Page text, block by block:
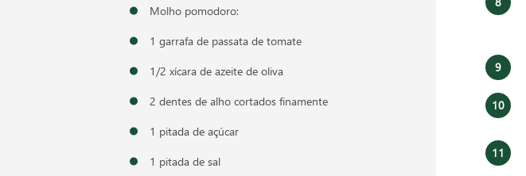
Molho pomodoro:
1 garrafa de passata de tomate
1/2 xícara de azeite de oliva
2 dentes de alho cortados finamente
1 pitada de açúcar
1 pitada de sal